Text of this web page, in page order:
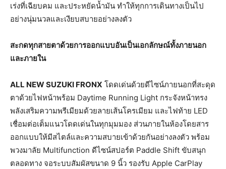
เร่งที่เฉียบคม และประหยัดน้ำมัน ทำให้ทุกการเดินทางเป็นไป
อย่างนุ่มนวลและเงียบสบายอย่างลงตัว
สะกดทุกสายตาด้วยการออกแบบอันเป็นเอกลักษณ์ทั้งภายนอก
และภายใน
ALL NEW SUZUKI FRONX โดดเด่นด้วยดีไซน์ภายนอกที่สะดุด
ตาด้วยไฟหน้าพร้อม Daytime Running Light กระจังหน้าทรง
พลังเสริมความพรีเมียมด้วยลายเส้นโครเมียม และไฟท้าย LED
เชื่อมต่อเต็มแนวโดดเด่นในทุกมุมมอง ส่วนภายในห้องโดยสาร
ออกแบบให้มีสไตล์และความสบายเข้าด้วยกันอย่างลงตัว พร้อม
พวงมาลัย Multifunction ดีไซน์สปอร์ต Paddle Shift ขับสนุก
ตลอดทาง จอระบบสัมผัสขนาด 9 นิ้ว รองรับ Apple CarPlay